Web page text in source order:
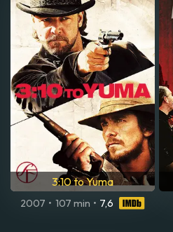
3:10 to Yuma
2007 • 107 min • 7,6